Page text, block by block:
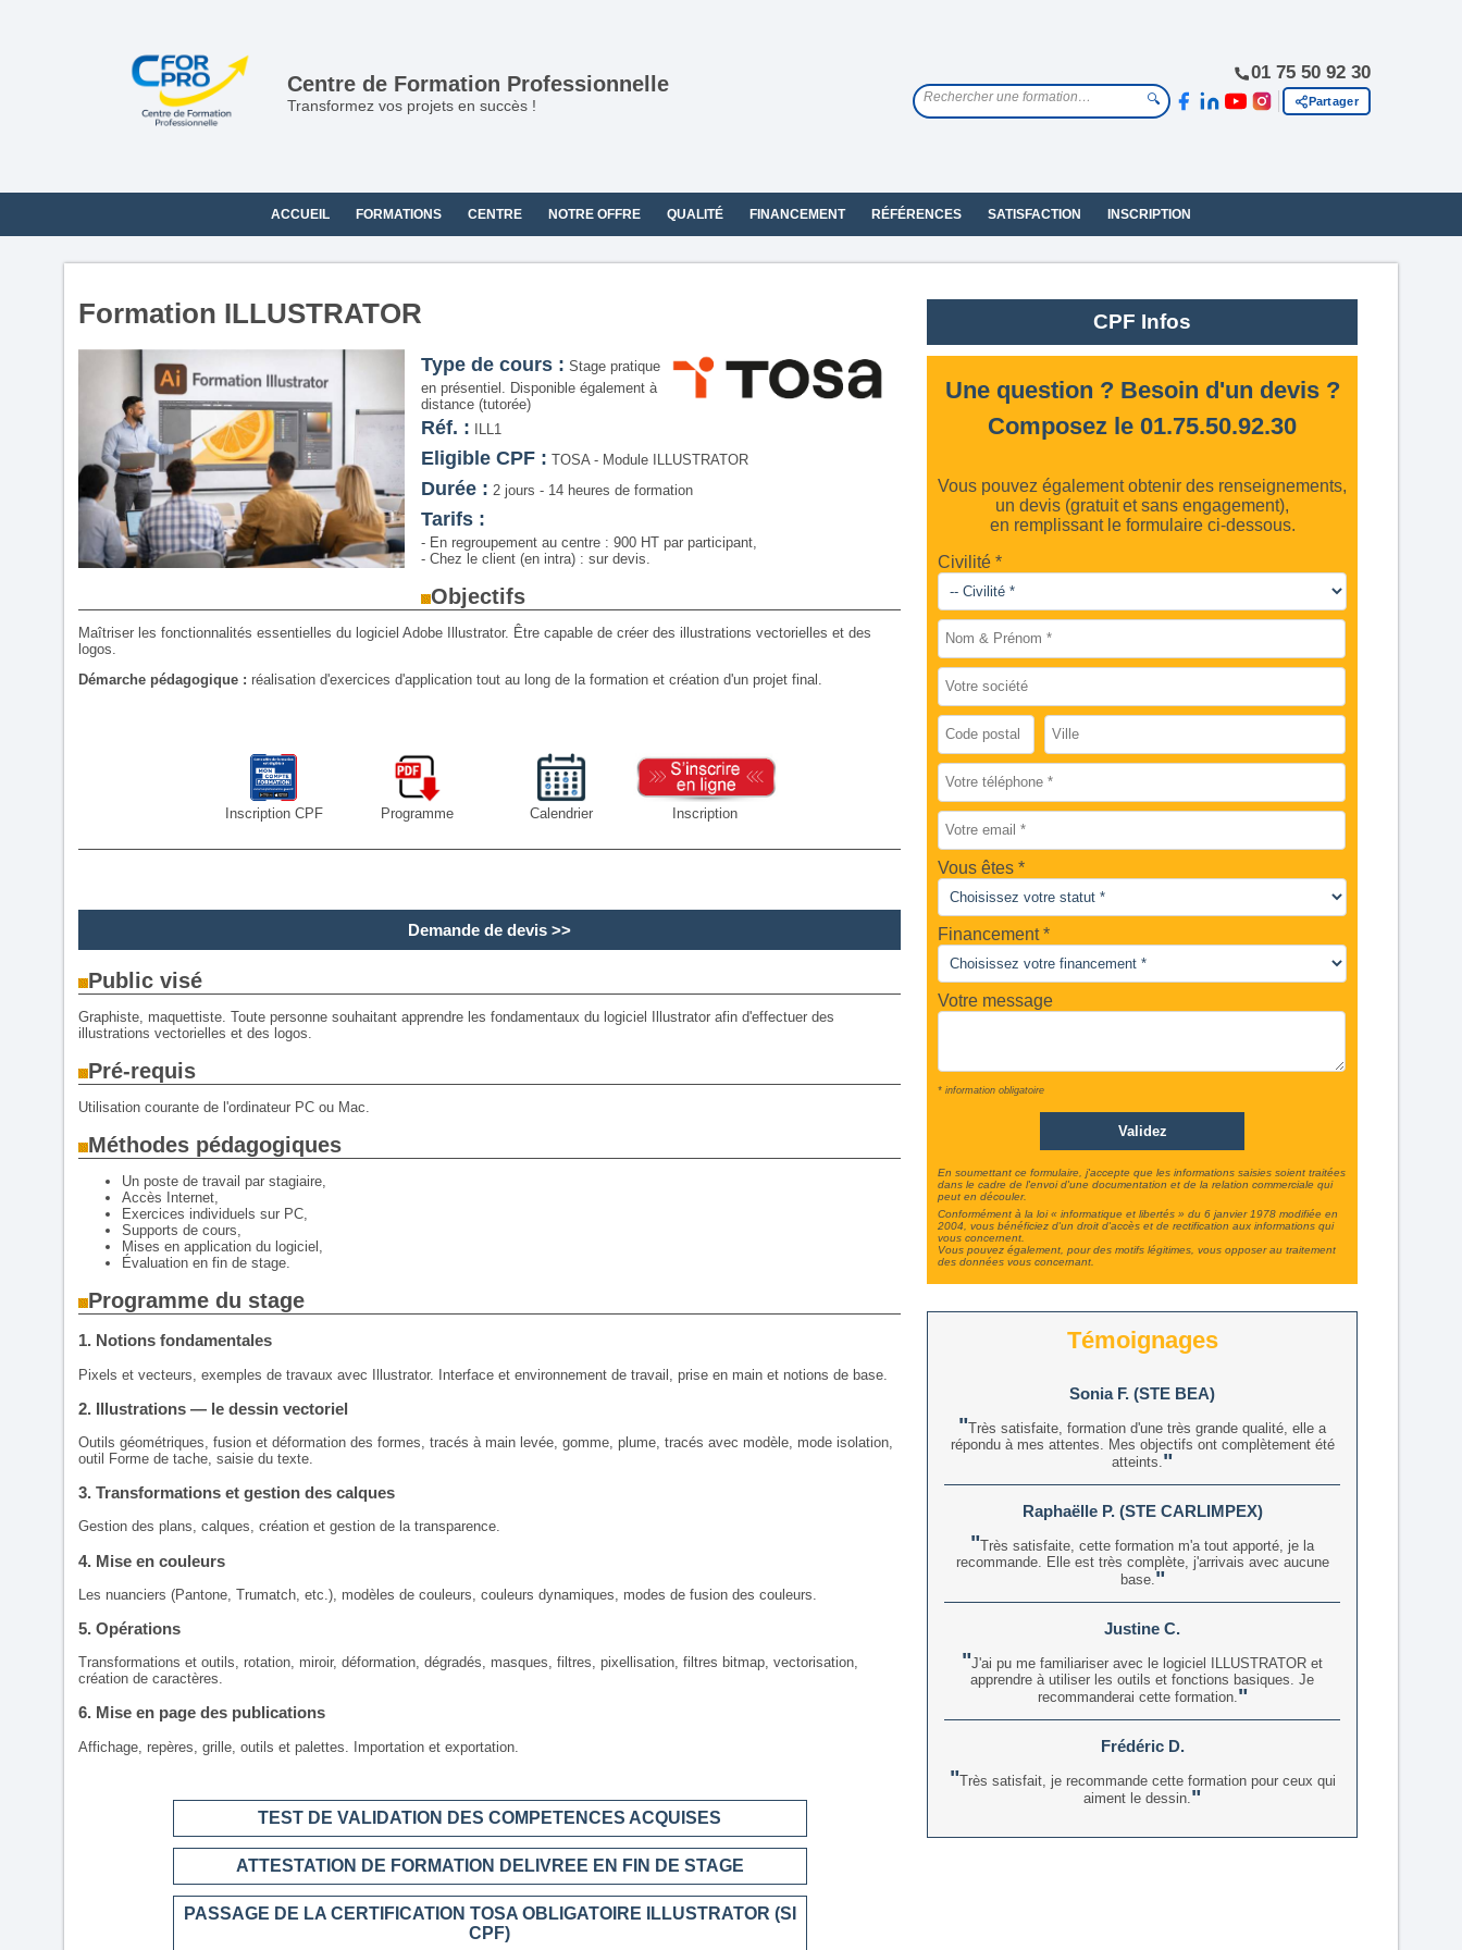
Centre de Formation Professionnelle
Transformez vos projets en succès !
01 75 50 92 30
🔍 Partager
ACCUEIL FORMATIONS CENTRE NOTRE OFFRE QUALITÉ FINANCEMENT RÉFÉRENCES SATISFACTION INSCRIPTION
Formation ILLUSTRATOR
Type de cours : Stage pratique
en présentiel. Disponible également à
distance (tutorée)
Réf. : ILL1
Eligible CPF : TOSA - Module ILLUSTRATOR
Durée : 2 jours - 14 heures de formation
Tarifs :
- En regroupement au centre : 900 HT par participant,
- Chez le client (en intra) : sur devis.
Objectifs
Maîtriser les fonctionnalités essentielles du logiciel Adobe Illustrator. Être capable de créer des illustrations vectorielles et des
logos.
Démarche pédagogique : réalisation d'exercices d'application tout au long de la formation et création d'un projet final.
Inscription CPF Programme Calendrier Inscription
Demande de devis >>
Public visé
Graphiste, maquettiste. Toute personne souhaitant apprendre les fondamentaux du logiciel Illustrator afin d'effectuer des
illustrations vectorielles et des logos.
Pré-requis
Utilisation courante de l'ordinateur PC ou Mac.
Méthodes pédagogiques
Un poste de travail par stagiaire,
Accès Internet,
Exercices individuels sur PC,
Supports de cours,
Mises en application du logiciel,
Évaluation en fin de stage.
Programme du stage
1. Notions fondamentales
Pixels et vecteurs, exemples de travaux avec Illustrator. Interface et environnement de travail, prise en main et notions de base.
2. Illustrations — le dessin vectoriel
Outils géométriques, fusion et déformation des formes, tracés à main levée, gomme, plume, tracés avec modèle, mode isolation,
outil Forme de tache, saisie du texte.
3. Transformations et gestion des calques
Gestion des plans, calques, création et gestion de la transparence.
4. Mise en couleurs
Les nuanciers (Pantone, Trumatch, etc.), modèles de couleurs, couleurs dynamiques, modes de fusion des couleurs.
5. Opérations
Transformations et outils, rotation, miroir, déformation, dégradés, masques, filtres, pixellisation, filtres bitmap, vectorisation,
création de caractères.
6. Mise en page des publications
Affichage, repères, grille, outils et palettes. Importation et exportation.
TEST DE VALIDATION DES COMPETENCES ACQUISES
ATTESTATION DE FORMATION DELIVREE EN FIN DE STAGE
PASSAGE DE LA CERTIFICATION TOSA OBLIGATOIRE ILLUSTRATOR (SI
CPF)
CPF Infos
Une question ? Besoin d'un devis ?
Composez le 01.75.50.92.30
Vous pouvez également obtenir des renseignements,
un devis (gratuit et sans engagement),
en remplissant le formulaire ci-dessous.
Civilité *
Vous êtes
Financement *
Votre message
* information obligatoire
En soumettant ce formulaire, j'accepte que les informations saisies soient traitées
dans le cadre de l'envoi d'une documentation et de la relation commerciale qui
peut en découler.
Conformément à la loi « informatique et libertés » du 6 janvier 1978 modifiée en
2004, vous bénéficiez d'un droit d'accès et de rectification aux informations qui
vous concernent.
Vous pouvez également, pour des motifs légitimes, vous opposer au traitement
des données vous concernant.
Témoignages
Sonia F. (STE BEA)
Très satisfaite, formation d'une très grande qualité, elle a
répondu à mes attentes. Mes objectifs ont complètement été
atteints.
Raphaëlle P. (STE CARLIMPEX)
Très satisfaite, cette formation m'a tout apporté, je la
recommande. Elle est très complète, j'arrivais avec aucune
base.
Justine C.
J'ai pu me familiariser avec le logiciel ILLUSTRATOR et
apprendre à utiliser les outils et fonctions basiques. Je
recommanderai cette formation.
Frédéric D.
Très satisfait, je recommande cette formation pour ceux qui
aiment le dessin.